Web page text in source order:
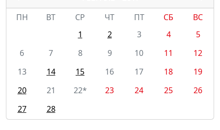
ПН
ВТ СР ЧТ ПТ СБ
ВС
1
2 3 4
5
6
7 8 9 10 11
12
13
14 15 16 17 18
19
20
21 22* 23 24 25
26
27
28